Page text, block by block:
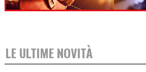
LE ULTIME NOVITÀ